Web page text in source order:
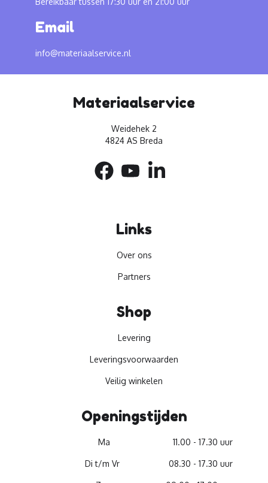
Email
info@materiaalservice.nl
Materiaalservice
Weidehek 2
4824 AS Breda
Links
Over ons
Partners
Shop
Levering
Leveringsvoorwaarden
Veilig winkelen
Openingstijden
Ma 11.00 - 17.30 uur
Di t/m Vr 08.30 - 17.30 uur